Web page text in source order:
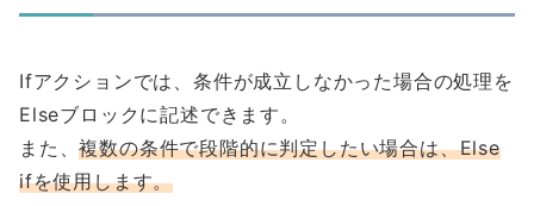
Ifアクションでは、条件が成立しなかった場合の処理を
Elseブロックに記述できます。
また、複数の条件で段階的に判定したい場合は、Else
ifを使用します。